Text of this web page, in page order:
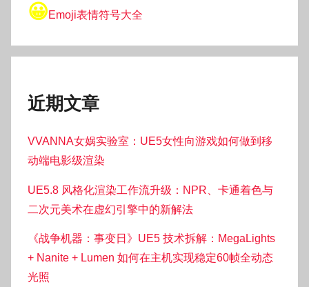
😀Emoji表情符号大全
近期文章
VVANNA女娲实验室：UE5女性向游戏如何做到移
动端电影级渲染
UE5.8 风格化渲染工作流升级：NPR、卡通着色与
二次元美术在虚幻引擎中的新解法
《战争机器：事变日》UE5 技术拆解：MegaLights
+ Nanite + Lumen 如何在主机实现稳定60帧全动态
光照